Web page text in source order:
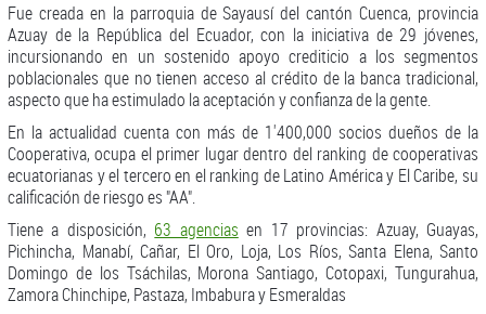
Fue creada en la parroquia de Sayausí del cantón Cuenca, provincia
Azuay de la República del Ecuador, con la iniciativa de 29 jóvenes,
incursionando en un sostenido apoyo crediticio a los segmentos
poblacionales que no tienen acceso al crédito de la banca tradicional,
aspecto que ha estimulado la aceptación y confianza de la gente.
En la actualidad cuenta con más de 1'400,000 socios dueños de la
Cooperativa, ocupa el primer lugar dentro del ranking de cooperativas
ecuatorianas y el tercero en el ranking de Latino América y El Caribe, su
calificación de riesgo es "AA".
Tiene a disposición, 63 agencias en 17 provincias: Azuay, Guayas,
Pichincha, Manabí, Cañar, El Oro, Loja, Los Ríos, Santa Elena, Santo
Domingo de los Tsáchilas, Morona Santiago, Cotopaxi, Tungurahua,
Zamora Chinchipe, Pastaza, Imbabura y Esmeraldas